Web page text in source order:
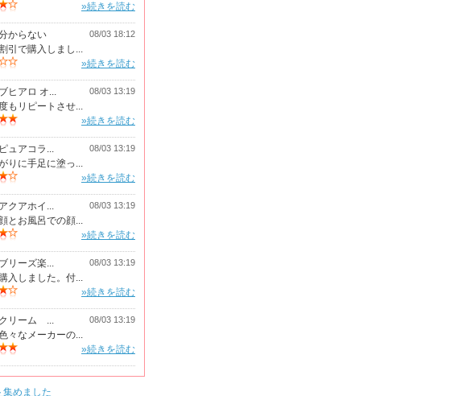
»続きを読む
からない 08/03 18:12
引で購入しまし...
»続きを読む
ヒアロ オ... 08/03 13:19
もリピートさせ...
»続きを読む
ュアコラ... 08/03 13:19
りに手足に塗っ...
»続きを読む
クアホイ... 08/03 13:19
とお風呂での顔...
»続きを読む
リーズ楽... 08/03 13:19
入しました。付...
»続きを読む
リーム ... 08/03 13:19
々なメーカーの...
»続きを読む